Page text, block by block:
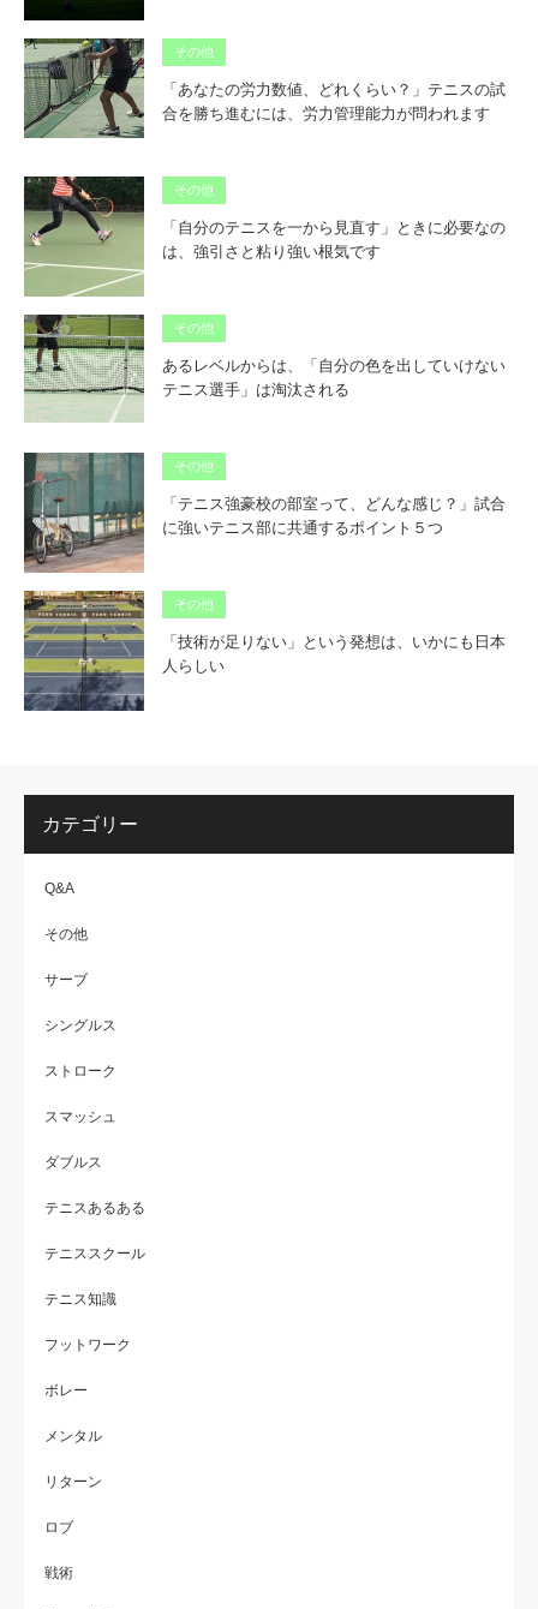
その他
「あなたの労力数値、どれくらい？」テニスの試
合を勝ち進むには、労力管理能力が問われます
その他
「自分のテニスを一から見直す」ときに必要なの
は、強引さと粘り強い根気です
その他
あるレベルからは、「自分の色を出していけない
テニス選手」は淘汰される
その他
「テニス強豪校の部室って、どんな感じ？」試合
に強いテニス部に共通するポイント５つ
その他
「技術が足りない」という発想は、いかにも日本
人らしい
カテゴリー
Q&A
その他
サーブ
シングルス
ストローク
スマッシュ
ダブルス
テニスあるある
テニススクール
テニス知識
フットワーク
ボレー
メンタル
リターン
ロブ
戦術